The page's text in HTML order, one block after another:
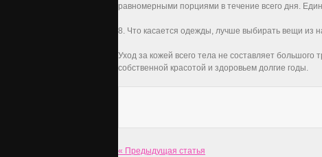
равномерными порциями в течение всего дня.
8. Что касается одежды, лучше выбирать вещи из
Уход за кожей всего тела не составляет
собственной красотой и здоровьем долгие годы.
« Предыдущая статья